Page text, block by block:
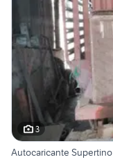
3
Autocaricante Supertino